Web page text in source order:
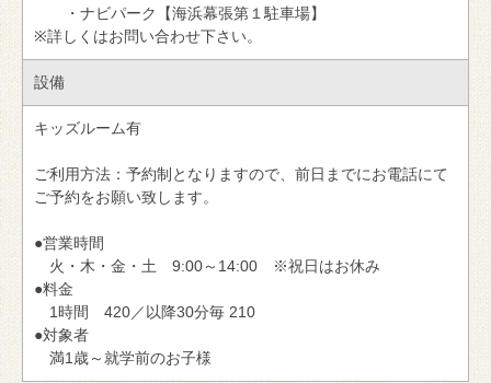
・ナビパーク【海浜幕張第１駐車場】
※詳しくはお問い合わせ下さい。
設備
キッズルーム有
ご利用方法：予約制となりますので、前日までにお電話にて
ご予約をお願い致します。
●営業時間
火・木・金・土 9:00～14:00 ※祝日はお休み
●料金
1時間 420／以降30分毎 210
●対象者
満1歳～就学前のお子様